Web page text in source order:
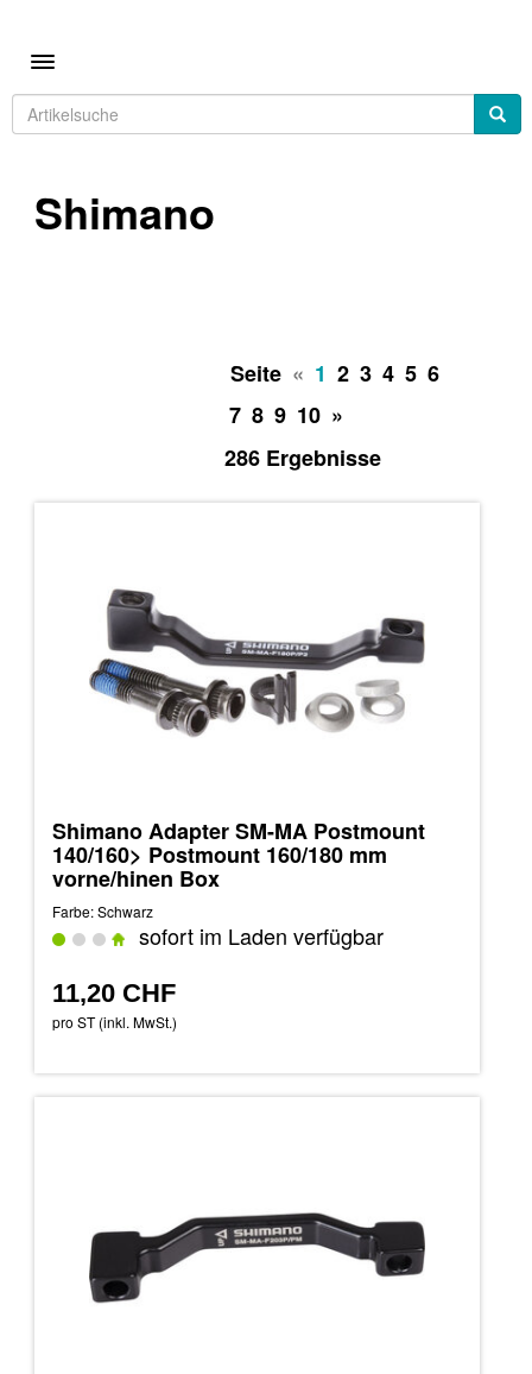
Toggle navigation
Shimano
Seite « 1 2 3 4 5 6
7 8 9 10 »
286 Ergebnisse
Shimano Adapter SM-MA Postmount
140/160> Postmount 160/180 mm
vorne/hinen Box
Farbe: Schwarz
sofort im Laden verfügbar
11,20 CHF
pro ST (inkl. MwSt.)